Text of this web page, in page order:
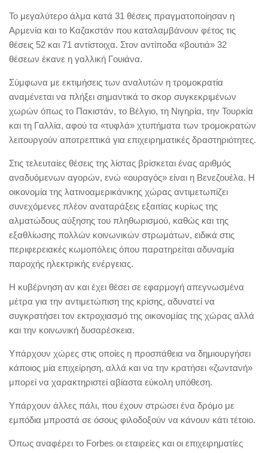
Το μεγαλύτερο άλμα κατά 31 θέσεις πραγματοποίησαν η
Αρμενία και το Καζακστάν που καταλαμβάνουν φέτος τις
θέσεις 52 και 71 αντίστοιχα. Στον αντίποδα «βουτιά» 32
θέσεων έκανε η γαλλική Γουιάνα.
Σύμφωνα με εκτιμήσεις των αναλυτών η τρομοκρατία
αναμένεται να πλήξει σημαντικά το σκορ συγκεκριμένων
χωρών όπως το Πακιστάν, το Βέλγιο, τη Νιγηρία, την Τουρκία
και τη Γαλλία, αφού τα «τυφλά» χτυπήματα των τρομοκρατών
λειτουργούν αποτρεπτικά για επιχειρηματικές δραστηριότητες.
Στις τελευταίες θέσεις της λίστας βρίσκεται ένας αριθμός
αναδυόμενων αγορών, ενώ «ουραγός» είναι η Βενεζουέλα. Η
οικονομία της λατινοαμερικάνικης χώρας αντιμετωπίζει
συνεχόμενες πλέον αναταράξεις εξαιτίας κυρίως της
αλματώδους αύξησης του πληθωρισμού, καθώς και της
εξαθλίωσης πολλών κοινωνικών στρωμάτων, ειδικά στις
περιφερειακές κωμοπόλεις όπου παρατηρείται αδυναμία
παροχής ηλεκτρικής ενέργειας.
Η κυβέρνηση αν και έχει θέσει σε εφαρμογή απεγνωσμένα
μέτρα για την αντιμετώπιση της κρίσης, αδυνατεί να
συγκρατήσει τον εκτροχιασμό της οικονομίας της χώρας αλλά
και την κοινωνική δυσαρέσκεια.
Υπάρχουν χώρες στις οποίες η προσπάθεια να δημιουργήσει
κάποιος μία επιχείρηση, αλλά και να την κρατήσει «ζωντανή»
μπορεί να χαρακτηριστεί αβίαστα εύκολη υπόθεση.
Υπάρχουν άλλες πάλι, που έχουν στρώσει ένα δρόμο με
εμπόδια μπροστά σε όσους φιλοδοξούν να κάνουν κάτι τέτοιο.
Όπως αναφέρει το Forbes oι εταιρείες και οι επιχειρηματίες